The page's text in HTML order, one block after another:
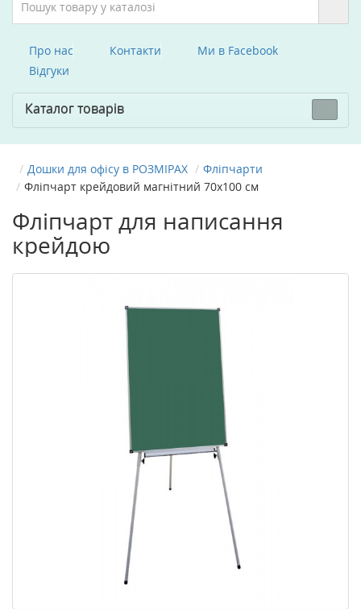
Про нас Контакти
Ми в Facebook
Вiдгуки
Каталог товарів
Дошки для офісу в РОЗМІРАХ
Фліпчарти
Фліпчарт крейдовий магнітний 70x100 см
Фліпчарт для написання
крейдою